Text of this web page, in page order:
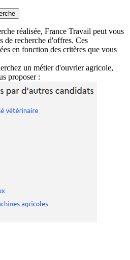
réalisée, France Travail peut vous
de recherche d'offres. Ces
en fonction des critères que vous
un métier d'ouvrier agricole,
proposer :